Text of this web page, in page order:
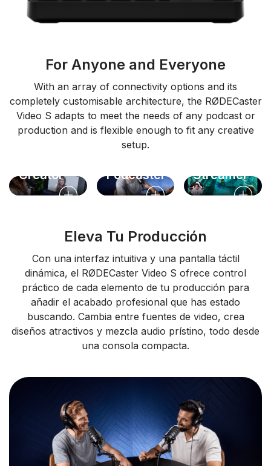
For Anyone and Everyone
With an array of connectivity options and its
completely customisable architecture, the RØDECaster
Video S adapts to meet the needs of any podcast or
production and is flexible enough to fit any creative
setup.
Creator
Video
Podcaster
Streamer
Eleva Tu Producción
Con una interfaz intuitiva y una pantalla táctil
dinámica, el RØDECaster Video S ofrece control
práctico de cada elemento de tu producción para
añadir el acabado profesional que has estado
buscando. Cambia entre fuentes de video, crea
diseños atractivos y mezcla audio prístino, todo desde
una consola compacta.